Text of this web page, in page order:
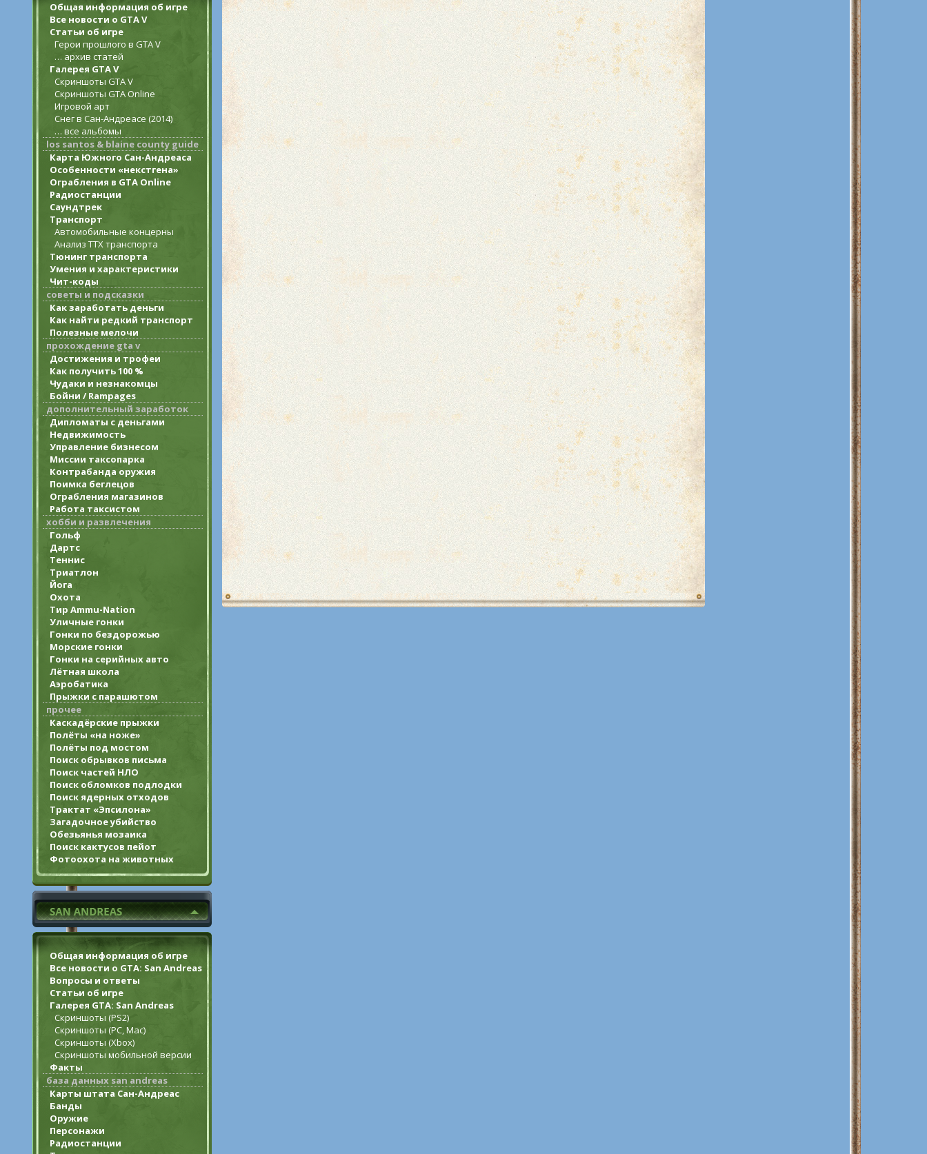
Общая информация об игре
Все новости о GTA V
Статьи об игре
Герои прошлого в GTA V
… архив статей
Галерея GTA V
Скриншоты GTA V
Скриншоты GTA Online
Игровой арт
Снег в Сан-Андреасе (2014)
… все альбомы
los santos & blaine county guide
Карта Южного Сан-Андреаса
Особенности «некстгена»
Ограбления в GTA Online
Радиостанции
Саундтрек
Транспорт
Автомобильные концерны
Анализ ТТХ транспорта
Тюнинг транспорта
Умения и характеристики
Чит-коды
советы и подсказки
Как заработать деньги
Как найти редкий транспорт
Полезные мелочи
прохождение gta v
Достижения и трофеи
Как получить 100 %
Чудаки и незнакомцы
Бойни / Rampages
дополнительный заработок
Дипломаты с деньгами
Недвижимость
Управление бизнесом
Миссии таксопарка
Контрабанда оружия
Поимка беглецов
Ограбления магазинов
Работа таксистом
хобби и развлечения
Гольф
Дартс
Теннис
Триатлон
Йога
Охота
Тир Ammu-Nation
Уличные гонки
Гонки по бездорожью
Морские гонки
Гонки на серийных авто
Лётная школа
Аэробатика
Прыжки с парашютом
прочее
Каскадёрские прыжки
Полёты «на ноже»
Полёты под мостом
Поиск обрывков письма
Поиск частей НЛО
Поиск обломков подлодки
Поиск ядерных отходов
Трактат «Эпсилона»
Загадочное убийство
Обезьянья мозаика
Поиск кактусов пейот
Фотоохота на животных
Общая информация об игре
Все новости о GTA: San Andreas
Вопросы и ответы
Статьи об игре
Галерея GTA: San Andreas
Скриншоты (PS2)
Скриншоты (PC, Mac)
Скриншоты (Xbox)
Скриншоты мобильной версии
Факты
база данных san andreas
Карты штата Сан-Андреас
Банды
Оружие
Персонажи
Радиостанции